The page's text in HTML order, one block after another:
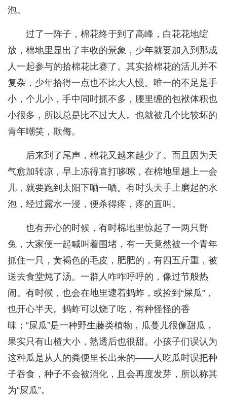
泡。
过了一阵子，棉花终于到了高峰，白花花地绽
放，棉地里显出了丰收的景象，少年就要加入到那成
人一起参与的拾棉花比赛了。其实拾棉花的活儿并不
复杂，少年拾得一点也不比大人慢。唯一的不足是手
小，个儿小，手中同时抓不多，腰里缠的包袱体积也
小很多，所以总是比不过大人。也就被几个比较坏的
青年嘲笑，欺侮。
后来到了尾声，棉花又越来越少了。而且因为天
气愈加转凉，早上冻得直打哆嗦，在棉地里趟上一会
儿，就要跑到太阳下晒一晒。有时头天手上磨起的水
泡，经过露水一浸，便杀得疼，疼的直叫。
也有开心的时候，有时棉地里惊起了一两只野
兔，大家便一起喊叫着围堵，有一天竟然被一个青年
抓住一只，黄褐色的毛皮，肥肥的，有四五斤重，被
送去食堂炖了汤。一群人咋咋呼呼的，像过节般热
闹。有时候，也会在地里逮着蚂蚱，或捡到“屎瓜”，
也开心半天。蚂蚱可以烧了吃，有种怪怪的香
味；“屎瓜”是一种野生藤类植物，瓜蔓儿很像甜瓜，
果实只有山楂大小，熟透后也很甜。小孩子们误认为
这种瓜是从人的粪便里长出来的——人吃瓜时误把种
子吞食，种子不会被消化，且会再度发芽，所以称其
为“屎瓜”。